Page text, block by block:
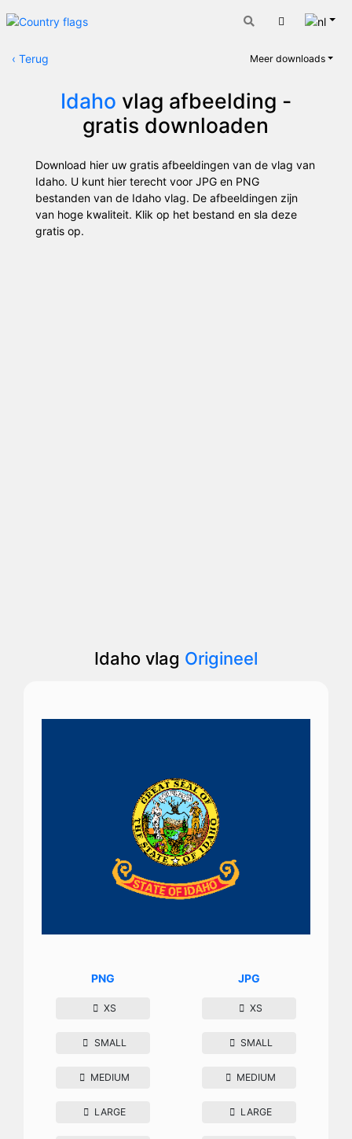
Winkelwagen
‹ Terug Meer downloads
Idaho vlag afbeelding -
gratis downloaden
Download hier uw gratis afbeeldingen van de vlag van
Idaho. U kunt hier terecht voor JPG en PNG
bestanden van de Idaho vlag. De afbeeldingen zijn
van hoge kwaliteit. Klik op het bestand en sla deze
gratis op.
Idaho vlag Origineel
PNG
XS
SMALL
MEDIUM
LARGE
JPG
XS
SMALL
MEDIUM
LARGE